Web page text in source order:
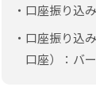
口座振り込
口座振り込
口座）：バ